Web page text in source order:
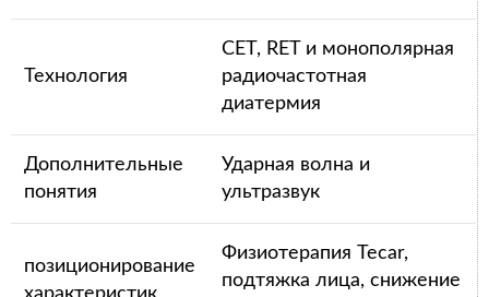
Технология
CET, RET и монополярная
радиочастотная
диатермия
Дополнительные
понятия
Ударная волна и
ультразвук
позиционирование
Физиотерапия Tecar,
подтяжка лица, снижение